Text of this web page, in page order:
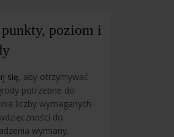
poziom i
się, aby otrzymywać
potrzebne do
liczby wymaganych
do
wymiany.